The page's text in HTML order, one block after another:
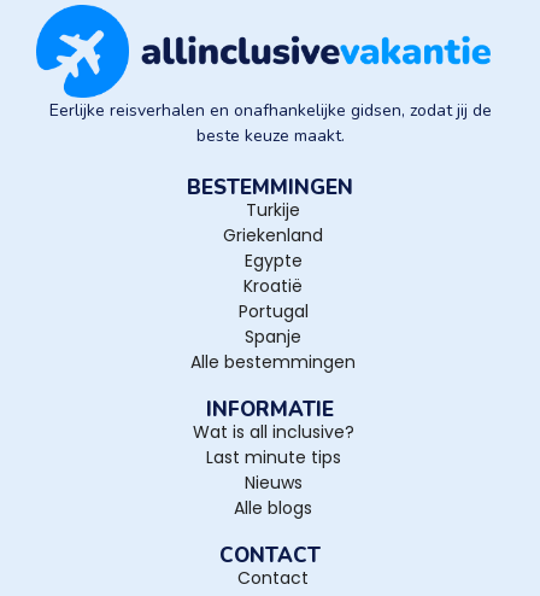
Eerlijke reisverhalen en onafhankelijke gidsen, zodat jij de
beste keuze maakt.
BESTEMMINGEN
Turkije
Griekenland
Egypte
Kroatië
Portugal
Spanje
Alle bestemmingen
INFORMATIE
Wat is all inclusive?
Last minute tips
Nieuws
Alle blogs
CONTACT
Contact